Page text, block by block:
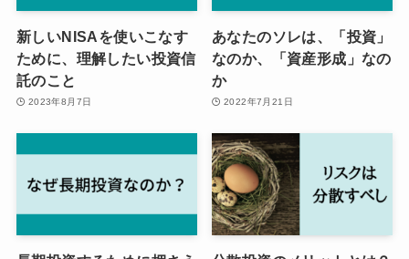
新しいNISAを使いこなす
ために、理解したい投資信
託のこと
2023年8月7日
あなたのソレは、「投資」
なのか、「資産形成」なの
か
2022年7月21日